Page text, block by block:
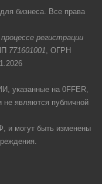
бизнеса. Все права
регистрации
771601001, ОГРН
на 0FFER,
не являются публичной
и могут быть изменены